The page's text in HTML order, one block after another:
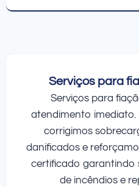
Serviços para
Serviços para
atendimento imediato.
corrigimos
danificados e
certificado garantindo
de incêndios e